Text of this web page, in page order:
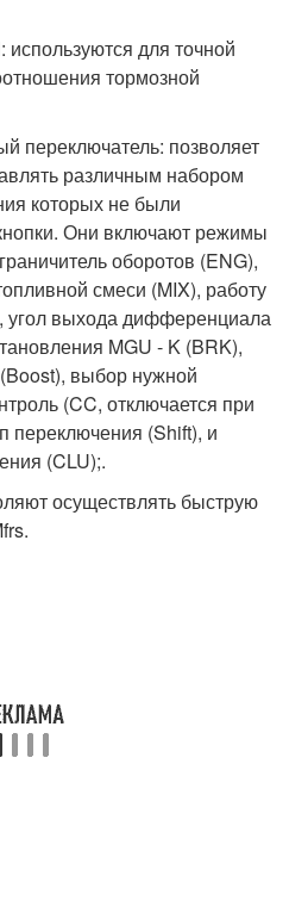
для точной
тормозной
переключатель: позволяет
различным набором
которых не были
Они включают режимы
оборотов (ENG),
смеси (MIX), работу
угол выхода дифференциала
MGU - K (BRK),
выбор нужной
(CC, отключается при
переключения (Shift), и
(CLU);.
осуществлять быструю